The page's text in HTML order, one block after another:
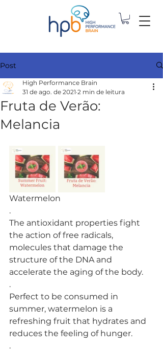
Post
Fruta de Verão:
Melancia
High Performance Brain
31 de ago. de 2021 2 min de leitura
Watermelon
.
The antioxidant properties fight
the action of free radicals,
molecules that damage the
structure of the DNA and
accelerate the aging of the body.
.
Perfect to be consumed in
summer, watermelon is a
refreshing fruit that hydrates and
reduces the feeling of hunger.
.